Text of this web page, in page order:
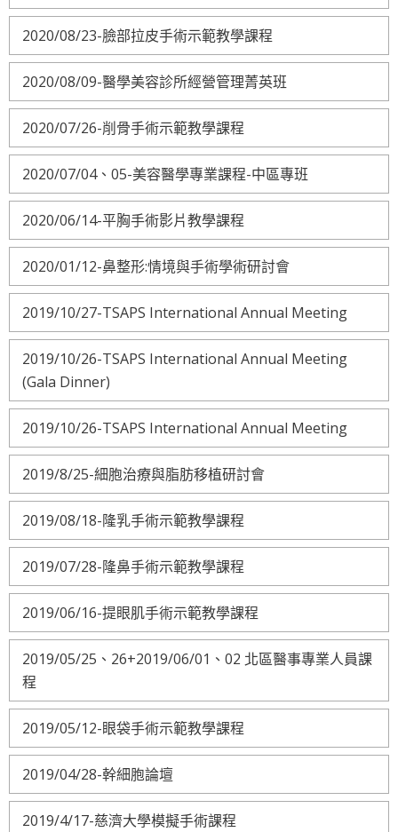
2020/08/23-臉部拉皮手術示範教學課程
2020/08/09-醫學美容診所經營管理菁英班
2020/07/26-削骨手術示範教學課程
2020/07/04、05-美容醫學專業課程-中區專班
2020/06/14-平胸手術影片教學課程
2020/01/12-鼻整形:情境與手術學術研討會
2019/10/27-TSAPS International Annual Meeting
2019/10/26-TSAPS International Annual Meeting
(Gala Dinner)
2019/10/26-TSAPS International Annual Meeting
2019/8/25-細胞治療與脂肪移植研討會
2019/08/18-隆乳手術示範教學課程
2019/07/28-隆鼻手術示範教學課程
2019/06/16-提眼肌手術示範教學課程
2019/05/25、26+2019/06/01、02 北區醫事專業人員課
程
2019/05/12-眼袋手術示範教學課程
2019/04/28-幹細胞論壇
2019/4/17-慈濟大學模擬手術課程